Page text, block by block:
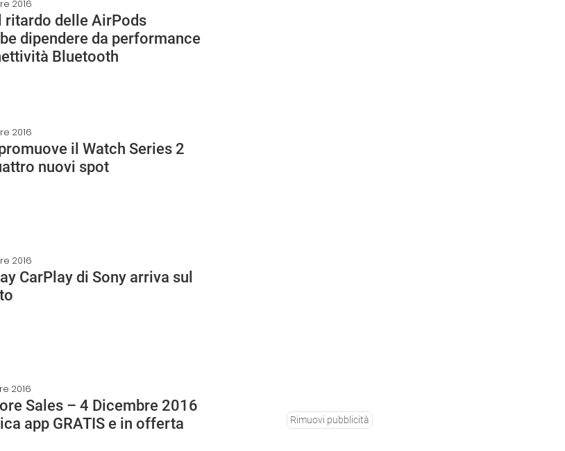
2016
ritardo delle AirPods
dipendere da performance
Bluetooth
2016
il Watch Series 2
nuovi spot
2016
CarPlay di Sony arriva sul
2016
Sales – 4 Dicembre 2016
app GRATIS e in offerta
Rimuovi pubblicità